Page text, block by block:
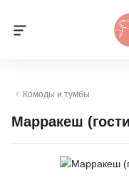
Комоды и тумбы
Марракеш